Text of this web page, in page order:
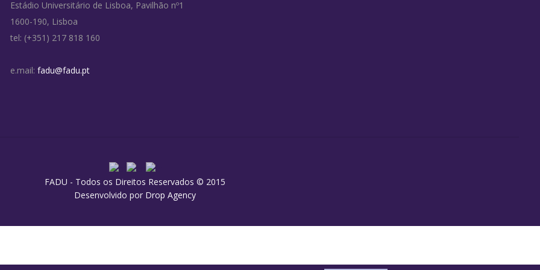
Estádio Universitário de Lisboa, Pavilhão nº1
1600-190, Lisboa
tel: (+351) 217 818 160
e.mail: fadu@fadu.pt
FADU - Todos os Direitos Reservados © 2015
Desenvolvido por Drop Agency